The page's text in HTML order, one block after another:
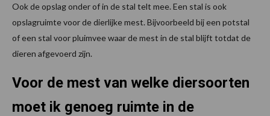
Ook de opslag onder of in de stal telt mee. Een stal is ook
opslagruimte voor de dierlijke mest. Bijvoorbeeld bij een potstal
of een stal voor pluimvee waar de mest in de stal blijft totdat de
dieren afgevoerd zijn.
Voor de mest van welke diersoorten
moet ik genoeg ruimte in de